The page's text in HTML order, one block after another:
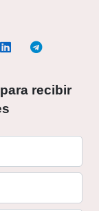
recibir